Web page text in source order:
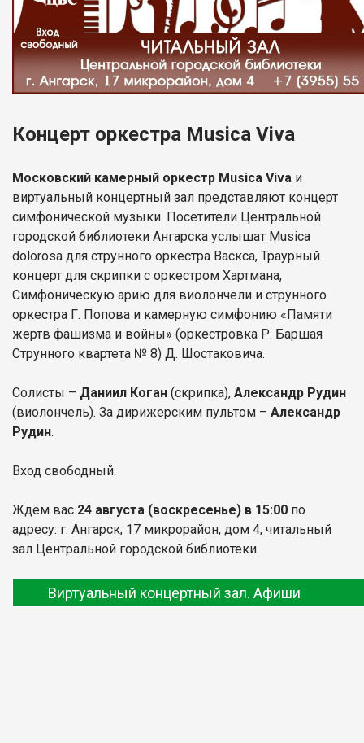
Концерт оркестра Musica Viva
Московский камерный оркестр Musica Viva и
виртуальный концертный зал представляют концерт
симфонической музыки. Посетители Центральной
городской библиотеки Ангарска услышат Musica
dolorosa для струнного оркестра Васкса, Траурный
концерт для скрипки с оркестром Хартмана,
Симфоническую арию для виолончели и струнного
оркестра Г. Попова и камерную симфонию «Памяти
жертв фашизма и войны» (оркестровка Р. Баршая
Струнного квартета № 8) Д. Шостаковича.
Солисты – Даниил Коган (скрипка), Александр Рудин
(виолончель). За дирижерским пультом – Александр
Рудин.
Вход свободный.
Ждём вас 24 августа (воскресенье) в 15:00 по
адресу: г. Ангарск, 17 микрорайон, дом 4, читальный
зал Центральной городской библиотеки.
Виртуальный концертный зал. Афиши